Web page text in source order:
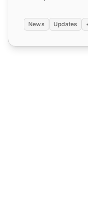
News Updates